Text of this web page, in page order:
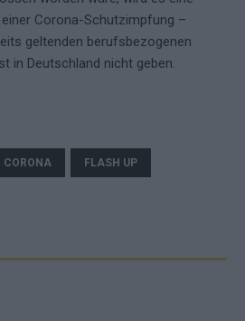
Corona-Schutzimpfung –
geltenden berufsbezogenen
in Deutschland nicht geben.
CORONA FLASH UP